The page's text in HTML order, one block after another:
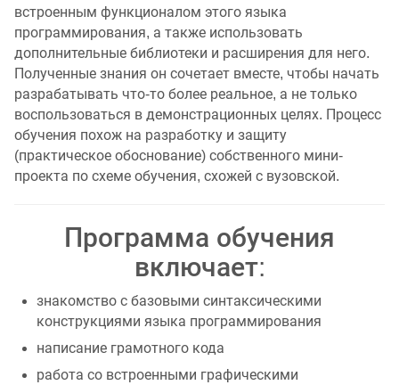
встроенным функционалом этого языка
программирования, а также использовать
дополнительные библиотеки и расширения для него.
Полученные знания он сочетает вместе, чтобы начать
разрабатывать что-то более реальное, а не только
воспользоваться в демонстрационных целях. Процесс
обучения похож на разработку и защиту
(практическое обоснование) собственного мини-
проекта по схеме обучения, схожей с вузовской.
Программа обучения
включает:
знакомство с базовыми синтаксическими
конструкциями языка программирования
написание грамотного кода
работа со встроенными графическими